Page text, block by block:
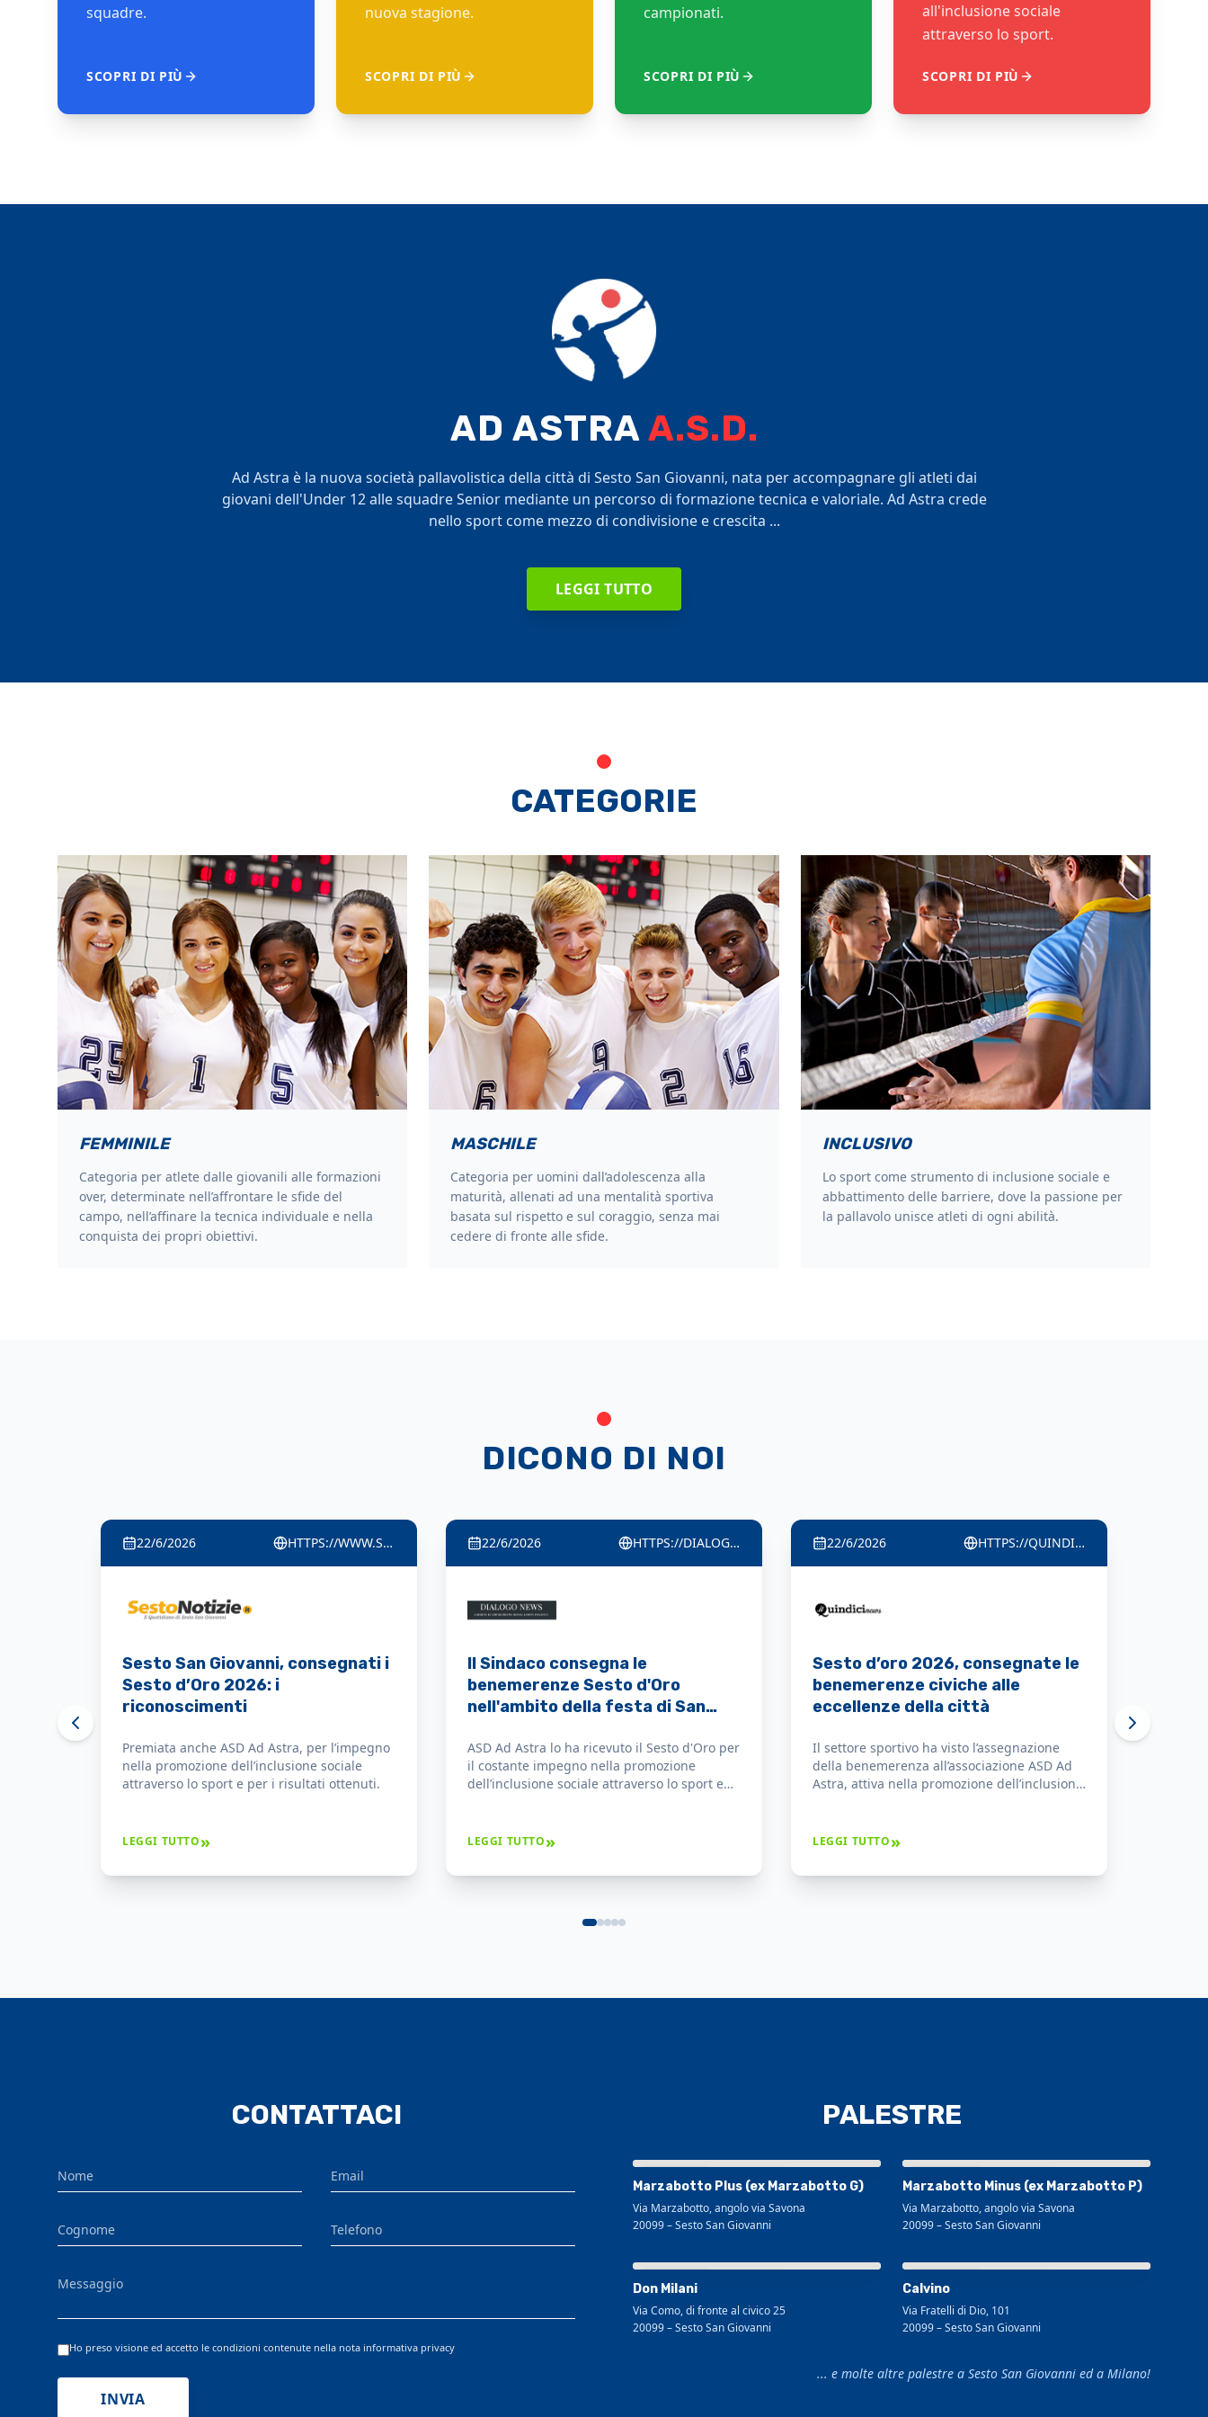
squadre.
SCOPRI DI PIÙ
nuova stagione.
SCOPRI DI PIÙ
campionati.
SCOPRI DI PIÙ
all'inclusione sociale
attraverso lo sport.
SCOPRI DI PIÙ
AD ASTRAA.S.D.
Ad Astra è la nuova società pallavolistica della città di Sesto San Giovanni, nata per accompagnare gli atleti dai
giovani dell'Under 12 alle squadre Senior mediante un percorso di formazione tecnica e valoriale. Ad Astra crede
nello sport come mezzo di condivisione e crescita ...
LEGGI TUTTO
CATEGORIE
FEMMINILE
Categoria per atlete dalle giovanili alle formazioni
over, determinate nell’affrontare le sfide del
campo, nell’affinare la tecnica individuale e nella
conquista dei propri obiettivi.
MASCHILE
Categoria per uomini dall’adolescenza alla
maturità, allenati ad una mentalità sportiva
basata sul rispetto e sul coraggio, senza mai
cedere di fronte alle sfide.
INCLUSIVO
Lo sport come strumento di inclusione sociale e
abbattimento delle barriere, dove la passione per
la pallavolo unisce atleti di ogni abilità.
DICONO DI NOI
22/6/2026 HTTPS://DIALOGONEWS.WORDPRESS.COM/
Il Sindaco consegna le
benemerenze Sesto d'Oro
nell'ambito della festa di San
persone
ASD Ad Astra lo ha ricevuto il Sesto d'Oro per
il costante impegno nella promozione
dell’inclusione sociale attraverso lo sport e
LEGGI TUTTO»
22/6/2026 HTTPS://QUINDICINEWS.IT
Sesto d’oro 2026, consegnate le
benemerenze civiche alle
eccellenze della città
Il settore sportivo ha visto l’assegnazione
della benemerenza all’associazione ASD Ad
Astra, attiva nella promozione dell’inclusione
LEGGI TUTTO»
22/6/2026 HTTPS://WWW.VIVERECOLOGNO.IT
Sesto d'oro 2026: premiate le
eccellenze che danno valore alla
città
ASD Ad Astra lha ricevuto il Sesto d'Oro per il
costante impegno nella promozione
dell’inclusione sociale attraverso lo sport e
LEGGI TUTTO»
CONTATTACI
Nome Email
Cognome Telefono
Messaggio
Ho preso visione ed accetto le condizioni contenute nella nota informativa privacy
INVIA
PALESTRE
Visualizza mappa più grande
Marzabotto Plus (ex Marzabotto G)
Via Marzabotto, angolo via Savona
20099–Sesto San Giovanni
Visualizza mappa più grande
Marzabotto Minus (ex Marzabotto P)
Via Marzabotto, angolo via Savona
20099–Sesto San Giovanni
Don Milani
Via Como, di fronte al civico 25
20099–Sesto San Giovanni
Calvino
Via Fratelli di Dio, 101
20099–Sesto San Giovanni
... e molte altre palestre a Sesto San Giovanni ed a Milano!